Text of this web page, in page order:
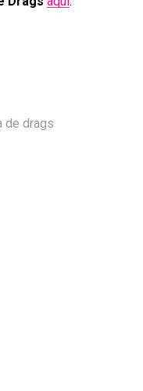
de drags